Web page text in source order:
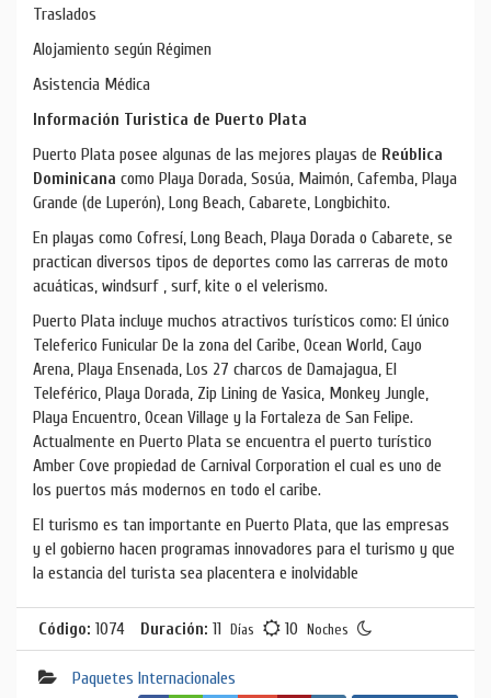
Traslados
Alojamiento según Régimen
Asistencia Médica
Información Turistica de Puerto Plata
Puerto Plata posee algunas de las mejores playas de Reública
Dominicana como Playa Dorada, Sosúa, Maimón, Cafemba, Playa
Grande (de Luperón), Long Beach, Cabarete, Longbichito.
En playas como Cofresí, Long Beach, Playa Dorada o Cabarete, se
practican diversos tipos de deportes como las carreras de moto
acuáticas, windsurf , surf, kite o el velerismo.
Puerto Plata incluye muchos atractivos turísticos como: El único
Teleferico Funicular De la zona del Caribe, Ocean World, Cayo
Arena, Playa Ensenada, Los 27 charcos de Damajagua, El
Teleférico, Playa Dorada, Zip Lining de Yasica, Monkey Jungle,
Playa Encuentro, Ocean Village y la Fortaleza de San Felipe.
Actualmente en Puerto Plata se encuentra el puerto turístico
Amber Cove propiedad de Carnival Corporation el cual es uno de
los puertos más modernos en todo el caribe.
El turismo es tan importante en Puerto Plata, que las empresas
y el gobierno hacen programas innovadores para el turismo y que
la estancia del turista sea placentera e inolvidable
Código: 1074 Duración: 11 Días 10 Noches
Paquetes Internacionales